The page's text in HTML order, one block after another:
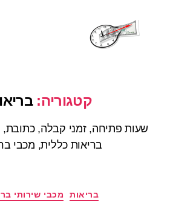
קטגוריה:
שעות פתיחה, זמני קבלה,
בריאות כללית, מכבי
קטגוריות בריאות מכבי שירותי